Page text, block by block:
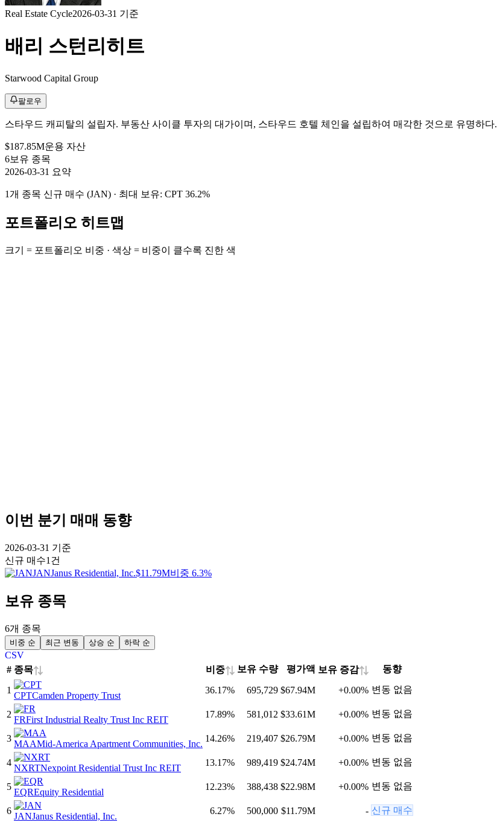
Real Estate Cycle2026-03-31 기준
배리 스턴리히트
Starwood Capital Group
팔로우
스타우드 캐피탈의 설립자. 부동산 사이클 투자의 대가이며, 스타우드 호텔 체인을 설립하여 매각한 것으로 유명하다.
$187.85M운용 자산
6보유 종목
2026-03-31 요약
1개 종목 신규 매수 (JAN) · 최대 보유: CPT 36.2%
포트폴리오 히트맵
크기 = 포트폴리오 비중 · 색상 = 비중이 클수록 진한 색
이번 분기 매매 동향
2026-03-31 기준
신규 매수1건
JANJanus Residential, Inc.$11.79M비중 6.3%
보유 종목
6개 종목
비중 순 최근 변동 상승 순 하락 순
CSV
# 종목⇅ 비중⇅ 보유 수량 평가액 보유 증감⇅ 동향
1
CPTCamden Property Trust
36.17% 695,729 $67.94M +0.00% 변동 없음
2
FRFirst Industrial Realty Trust Inc REIT
17.89% 581,012 $33.61M +0.00% 변동 없음
3
MAAMid-America Apartment Communities, Inc.
14.26% 219,407 $26.79M +0.00% 변동 없음
4
NXRTNexpoint Residential Trust Inc REIT
13.17% 989,419 $24.74M +0.00% 변동 없음
5
EQREquity Residential
12.23% 388,438 $22.98M +0.00% 변동 없음
6
JANJanus Residential, Inc.
6.27% 500,000 $11.79M - 신규 매수